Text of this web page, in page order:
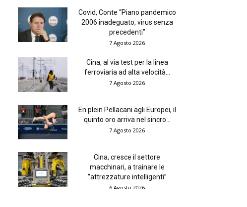
Covid, Conte “Piano pandemico
2006 inadeguato, virus senza
precedenti”
7 Agosto 2026
Cina, al via test per la linea
ferroviaria ad alta velocità...
7 Agosto 2026
En plein Pellacani agli Europei, il
quinto oro arriva nel sincro...
7 Agosto 2026
Cina, cresce il settore
macchinari, a trainare le
“attrezzature intelligenti”
6 Agosto 2026